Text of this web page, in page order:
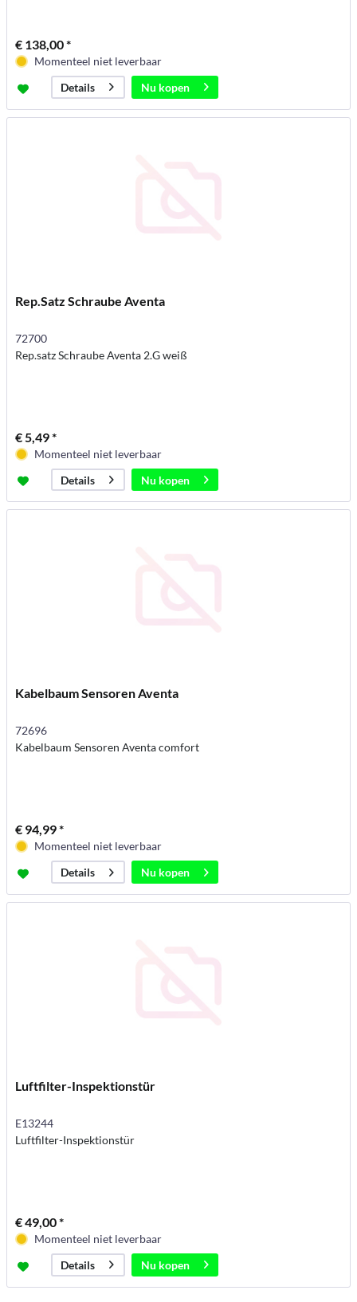
€ 138,00 *
Momenteel niet leverbaar
Details
Nu kopen
Rep.Satz Schraube Aventa
72700
Rep.satz Schraube Aventa 2.G weiß
€ 5,49 *
Momenteel niet leverbaar
Details
Nu kopen
Kabelbaum Sensoren Aventa
72696
Kabelbaum Sensoren Aventa comfort
€ 94,99 *
Momenteel niet leverbaar
Details
Nu kopen
Luftfilter-Inspektionstür
E13244
Luftfilter-Inspektionstür
€ 49,00 *
Momenteel niet leverbaar
Details
Nu kopen